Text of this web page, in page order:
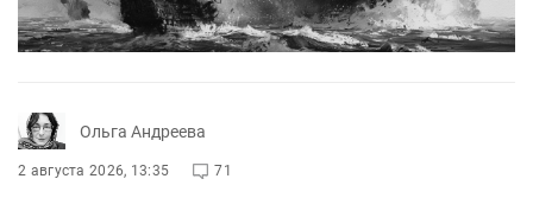
Ольга Андреева
2 августа 2026, 13:35 71